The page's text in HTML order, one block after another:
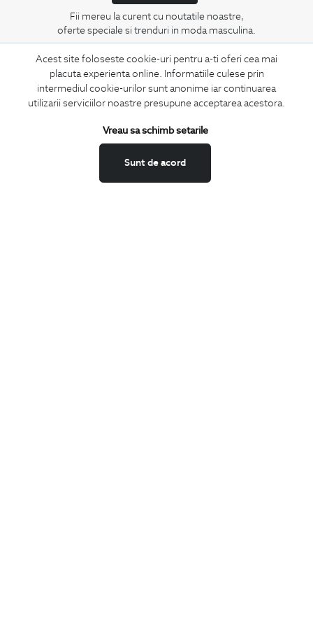
Acest site foloseste cookie-uri pentru a-ti oferi cea mai
placuta experienta online. Informatiile culese prin
intermediul cookie-urilor sunt anonime iar continuarea
utilizarii serviciilor noastre presupune acceptarea acestora.
Sunt de acord
Vreau sa schimb setarile
Fii mereu la curent cu noutatile noastre,
oferte speciale si trenduri in moda masculina.
CONCIERGE
Termeni si conditii
Schimburi si retur
ANPC